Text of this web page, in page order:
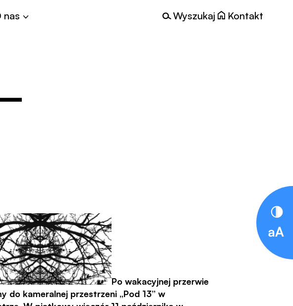
nas Wyszukaj Kontakt
Po wakacyjnej przerwie
do kameralnej przestrzeni „Pod 13” w